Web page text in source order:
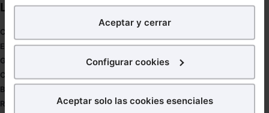
analíticospara tratar demejorar tu experienciaen
nuestra página web. También con fines publicitarios,
para poder mostrarte publicidad y contenidos de tu
¿Qué puedes hacer?
Aceptar y cerrar
Configurar cookies
Aceptar solo las cookies esenciales
Links directos
Coronavirus
Estudio de salud abogacía
Gestión de despachos
Compliance
Buenas Prácticas Tributarias
RGPD